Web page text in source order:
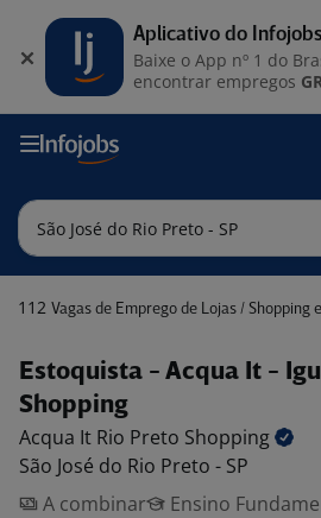
112 Vagas de Emprego de Lojas / Shopping em São
Estoquista - Acqua It -
Shopping
Acqua It Rio Preto Shopping
São José do Rio Preto - SP
A combinar
Ensino
Aplicativo do Infojobs
Baixe o App nº 1 do
encontrar empregos